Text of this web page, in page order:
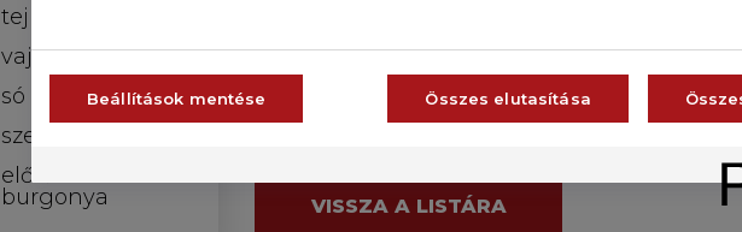
tej
vaj
só
szerecsendió
előfőzött
burgonya
VISSZA A LISTÁRA
Beállítások mentése Összes elutasítása